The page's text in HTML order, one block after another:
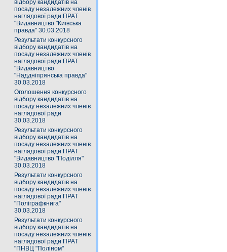
відбору кандидатів на
посаду незалежних членів
наглядової ради ПРАТ
"Видавництво "Київська
правда" 30.03.2018
Результати конкурсного
відбору кандидатів на
посаду незалежних членів
наглядової ради ПРАТ
"Видавництво
"Наддніпрянська правда"
30.03.2018
Оголошення конкурсного
відбору кандидатів на
посаду незалежних членів
наглядової ради
30.03.2018
Результати конкурсного
відбору кандидатів на
посаду незалежних членів
наглядової ради ПРАТ
"Видавництво "Поділля"
30.03.2018
Результати конкурсного
відбору кандидатів на
посаду незалежних членів
наглядової ради ПРАТ
"Поліграфкнига"
30.03.2018
Результати конкурсного
відбору кандидатів на
посаду незалежних членів
наглядової ради ПРАТ
"ПНВЦ "Поліном"